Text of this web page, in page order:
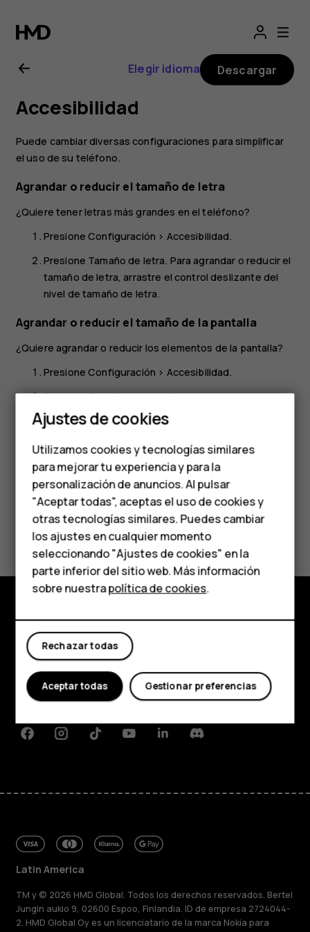
Manual
del
usuario
de
Nokia
3.1
Plus
Smartphones
Teléfonos de gama
media
Teléfonos para
personas mayores
HMD Terra M
Comprar
Mi cuenta
Elegir idioma Descargar
Accesibilidad
Puede cambiar diversas configuraciones para simplificar
el uso de su teléfono.
Agrandar o reducir el tamaño de letra
¿Quiere tener letras más grandes en el teléfono?
PresioneConfiguración > Accesibilidad.
Presione Tamaño de letra. Para agrandar o reducir el
tamaño de letra, arrastre el control deslizante del
nivel de tamaño de letra.
Agrandar o reducir el tamaño de la pantalla
¿Quiere agrandar o reducir los elementos de la pantalla?
PresioneConfiguración > Accesibilidad.
PresioneTamaño de pantallay, para ajustar el
tamaño de pantalla, arrastre el control deslizante del
nivel de tamaño de pantalla.
¿Te ha parecido útil?
Sí No
Comprar
Acerca de
Planet and people
FacebookInstagramTiktokYoutubeLinkedinDiscord
Latin America
TM y © 2026 HMD Global. Todos los derechos reservados. Bertel
Jungin aukio 9, 02600 Espoo, Finlandia. ID de empresa 2724044-
2. HMD Global Oy es un licenciatario de la marca Nokia para
Ajustes de cookies
Utilizamos cookies y tecnologías similares
para mejorar tu experiencia y para la
personalización de anuncios. Al pulsar
"Aceptar todas", aceptas el uso de cookies y
otras tecnologías similares. Puedes cambiar
los ajustes en cualquier momento
seleccionando "Ajustes de cookies" en la
parte inferior del sitio web. Más información
sobre nuestrapolítica de cookies.
Rechazar todas
Gestionar preferencias
Aceptar todas